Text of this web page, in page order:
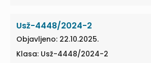
Usž-4448/2024-2
Objavljeno: 22.10.2025.
Klasa: Usž-4448/2024-2